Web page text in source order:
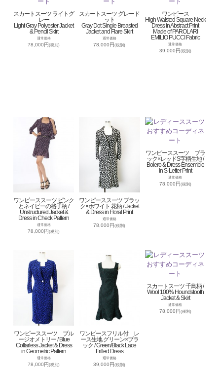
スカートスーツ ライトグ
レー
Light Gray Polyester Jacket
& Pencil Skirt
通常価格
78,000円(税別)
スカートスーツ グレード
ット
Gray Dot Single Breasted
Jacket and Flare Skirt
通常価格
78,000円(税別)
ワンピース
High Waisted Square Neck
Dress in Abstract Print
Made of PAROLARI
EMILIO PUCCI Fabric
通常価格
39,000円(税別)
ワンピーススーツ ピンク
とネイビーの格子柄 /
Unstructured Jacket &
Dress in Check Pattern
通常価格
78,000円(税別)
ワンピーススーツ ブラッ
ク×ホワイト 花柄 / Jacket
& Dress in Floral Print
通常価格
78,000円(税別)
ワンピーススーツ ブラ
ック×レッドS字柄生地 /
Bolero & Dress Ensemble
in S-Letter Print
通常価格
78,000円(税別)
ワンピーススーツ ブル
ージオメトリー / Blue
Collarless Jacket & Dress
in Geometric Pattern
通常価格
78,000円(税別)
ワンピースフリル付 レ
ース生地 グリーン×ブラ
ック / Green/Black Lace
Frilled Dress
通常価格
39,000円(税別)
スカートスーツ 千鳥柄 /
Wool 100% Houndstooth
Jacket & Skirt
通常価格
78,000円(税別)